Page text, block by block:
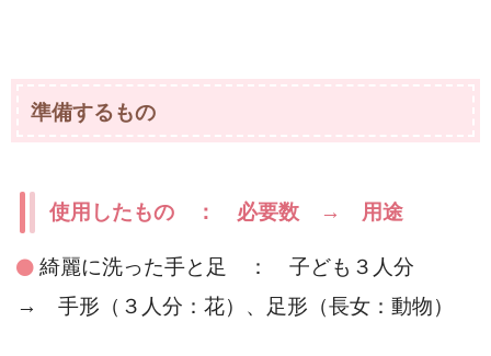
準備するもの
使用したもの ： 必要数 → 用途
綺麗に洗った手と足 ： 子ども３人分
→ 手形（３人分：花）、足形（長女：動物）